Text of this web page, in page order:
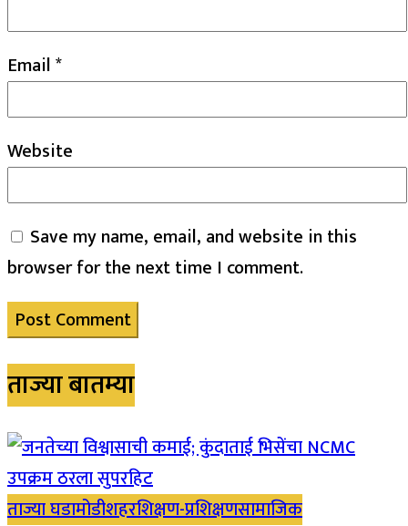
Email*
Website
Save my name, email, and website in this
browser for the next time I comment.
ताज्या बातम्या
ताज्या घडामोडीशहरशिक्षण-प्रशिक्षणसामाजिक